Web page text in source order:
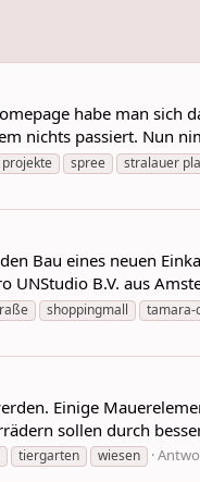
habe man sich
nichts passiert. Nun
spree stralauer
Bau eines neuen
B.V. aus
shoppingmall tamara-
Einige
sollen durch
tiergarten wiesen